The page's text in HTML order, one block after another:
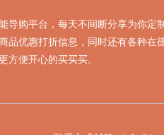
导购平台，每天不间断分享为你定
品优惠打折信息，同时还有各种在
方便开心的买买买。